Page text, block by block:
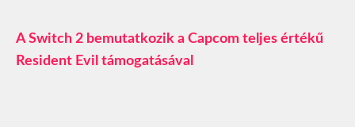
A Switch 2 bemutatkozik a Capcom teljes értékű
Resident Evil támogatásával